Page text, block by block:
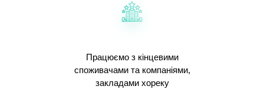
Працюємо з кінцевими
споживачами та компаніями,
закладами хореку